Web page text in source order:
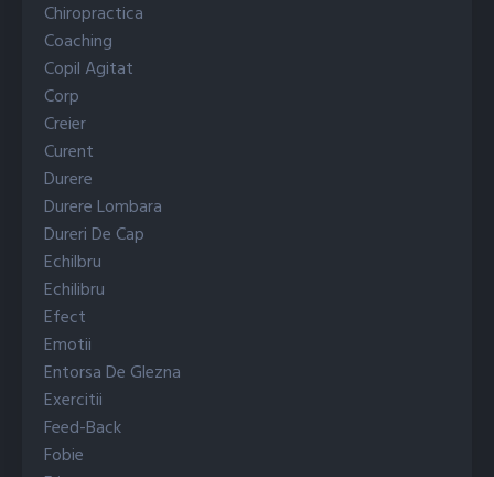
Chiropractica
Coaching
Copil Agitat
Corp
Creier
Curent
Durere
Durere Lombara
Dureri De Cap
Echilbru
Echilibru
Efect
Emotii
Entorsa De Glezna
Exercitii
Feed-Back
Fobie